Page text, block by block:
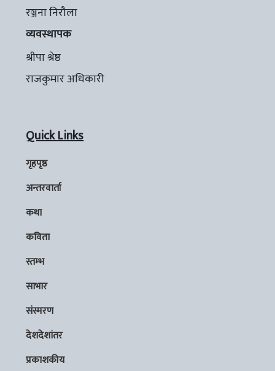
रञ्जना निरौला
व्यवस्थापक
श्रीपा श्रेष्ठ
राजकुमार अधिकारी
Quick Links
गृहपृष्ठ
अन्तरवार्ता
कथा
कविता
स्तम्भ
साभार
संस्मरण
देशदेशांतर
प्रकाशकीय